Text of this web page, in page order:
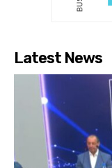
Latest News